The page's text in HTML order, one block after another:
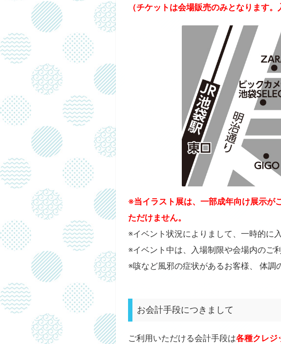
（チケットは会場販売のみとなります
※当イラスト展は、一部成年向け展示が
ただけません。
※イベント状況によりまして、一時的に
※イベント中は、入場制限や会場内のご
※咳など風邪の症状があるお客様、 体調
お会計手段につきまして
ご利用いただける会計手段は各種クレジ